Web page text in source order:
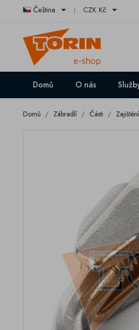
Čeština  CZK Kč 
Domů O nás
Domů Zábradlí Části